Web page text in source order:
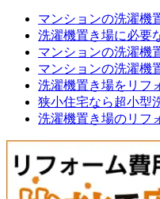
マンションの洗濯機
洗濯機置き場に必要
マンションの洗濯機
マンションの洗濯機
洗濯機置き場をリフ
狭小住宅なら超小型
洗濯機置き場のリフ